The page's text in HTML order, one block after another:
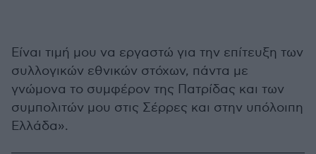
Είναι τιμή μου να εργαστώ για την επίτευξη των
συλλογικών εθνικών στόχων, πάντα με
γνώμονα το συμφέρον της Πατρίδας και των
συμπολιτών μου στις Σέρρες και στην υπόλοιπη
Ελλάδα».